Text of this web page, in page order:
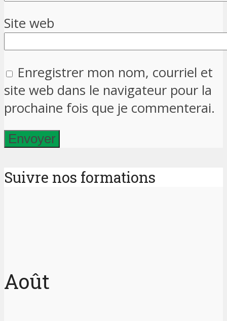
Site web
Enregistrer mon nom, courriel et
site web dans le navigateur pour la
prochaine fois que je commenterai.
Suivre nos formations
Août